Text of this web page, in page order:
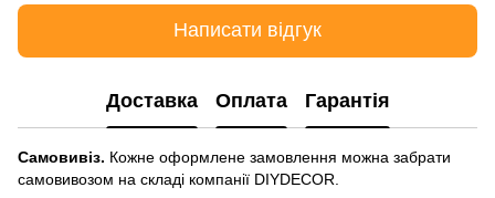
Написати відгук
Доставка Оплата Гарантія
Самовивіз. Кожне оформлене замовлення можна забрати
самовивозом на складі компанії DIYDECOR.